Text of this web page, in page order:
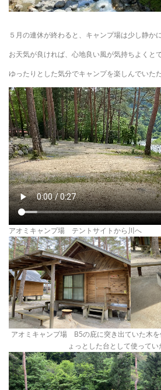
５月の連休が終わると、キャンプ場は少し静か
お天気が良ければ、心地良い風が気持ちよくと
ゆったりとした気分でキャンプを楽しんでいた
アオミキャンプ場 テントサイトから川へ
アオミキャンプ場 B5の庇に突き出ていた木
ょっとした台として使ってい